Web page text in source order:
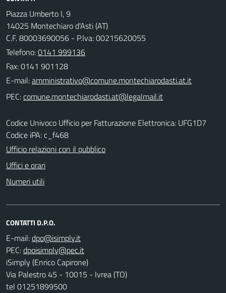
Piazza Umberto I, 9
14025 Montechiaro d'Asti (AT)
C.F. 80003690056 - P.Iva: 00215620055
Telefono:0141 999136
Fax: 0141 901128
E-mail:
PEC:
Codice Univoco Ufficio per Fatturazione Elettronica: UFG1D7
Codice iPA: c_f468
Ufficio relazioni con il pubblico
Uffici e orari
Numeri utili
CONTATTI D.P.O.
E-mail:
PEC:
iSimply (Enrico Capirone)
Via Palestro 45 - 10015 - Ivrea (TO)
tel 01251899500